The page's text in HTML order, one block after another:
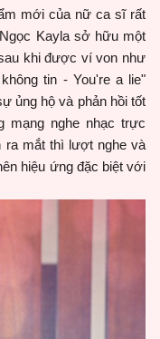
mới của nữ ca sĩ rất
Kayla sở hữu một
khi được ví von như
tin - You're a lie"
ủng hộ và phản hồi tốt
mạng nghe nhạc trực
ra mắt thì lượt nghe và
hiệu ứng đặc biệt với